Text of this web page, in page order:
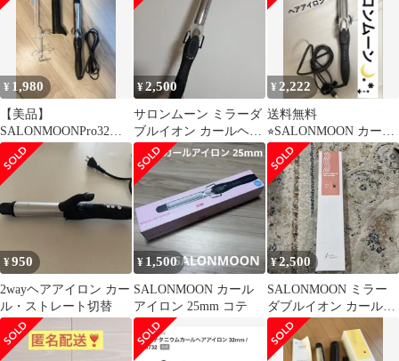
¥ 1,980
【美品】
SALONMOONPro32ミ
リ カールアイロン ヘア
アイロンホルダー付
¥2,500
サロンムーン ミラーダ
ブルイオン カールヘア
アイロン 32mm ブラッ
ク
¥ 2,222
送料無料
⭐︎SALONMOON カール
ヘアアイロン 32mm 本
体
¥950
2wayヘアアイロン カー
ル・ストレート切替
¥ 1,500
SALONMOON カール
アイロン 25mm コテ
¥2,500
SALONMOON ミラー
ダブルイオン カールヘ
アアイロン 32mm